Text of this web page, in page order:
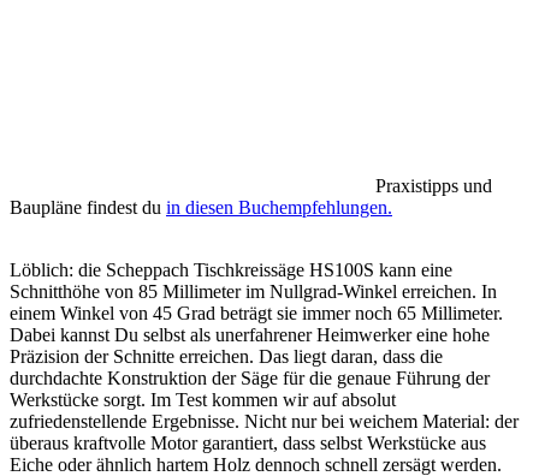
Praxistipps und
Baupläne findest du in diesen Buchempfehlungen.
Löblich: die Scheppach Tischkreissäge HS100S kann eine
Schnitthöhe von 85 Millimeter im Nullgrad-Winkel erreichen. In
einem Winkel von 45 Grad beträgt sie immer noch 65 Millimeter.
Dabei kannst Du selbst als unerfahrener Heimwerker eine hohe
Präzision der Schnitte erreichen. Das liegt daran, dass die
durchdachte Konstruktion der Säge für die genaue Führung der
Werkstücke sorgt. Im Test kommen wir auf absolut
zufriedenstellende Ergebnisse. Nicht nur bei weichem Material: der
überaus kraftvolle Motor garantiert, dass selbst Werkstücke aus
Eiche oder ähnlich hartem Holz dennoch schnell zersägt werden.